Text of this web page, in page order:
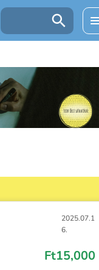
Keresés:
2025.07.1
6.
Ft15,000